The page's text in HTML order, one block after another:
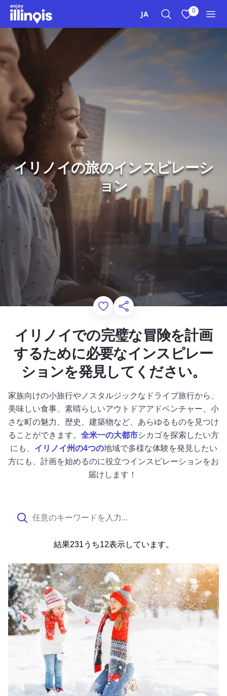
本文へスキップ
JA 0
イリノイの旅のインスピレーシ
ョン
Add to Favorites
このページを共有する
イリノイでの完璧な冒険を計画
するために必要なインスピレー
ションを発見してください。
家族向けの小旅行やノスタルジックなドライブ旅行から、
美味しい食事、素晴らしいアウトドアアドベンチャー、小
さな町の魅力、歴史、建築物など、あらゆるものを見つけ
ることができます。 全米一の大都市シカゴを探索したい方
にも、 イリノイ州の4つの地域で多様な体験を発見したい
方にも、計画を始めるのに役立つインスピレーションをお
届けします！
結果231うち12表示しています。
南イリノイで冬の休暇を過ごす5つの場所